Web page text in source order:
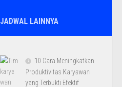
JADWAL LAINNYA
10 Cara Meningkatkan
Produktivitas Karyawan
yang Terbukti Efektif